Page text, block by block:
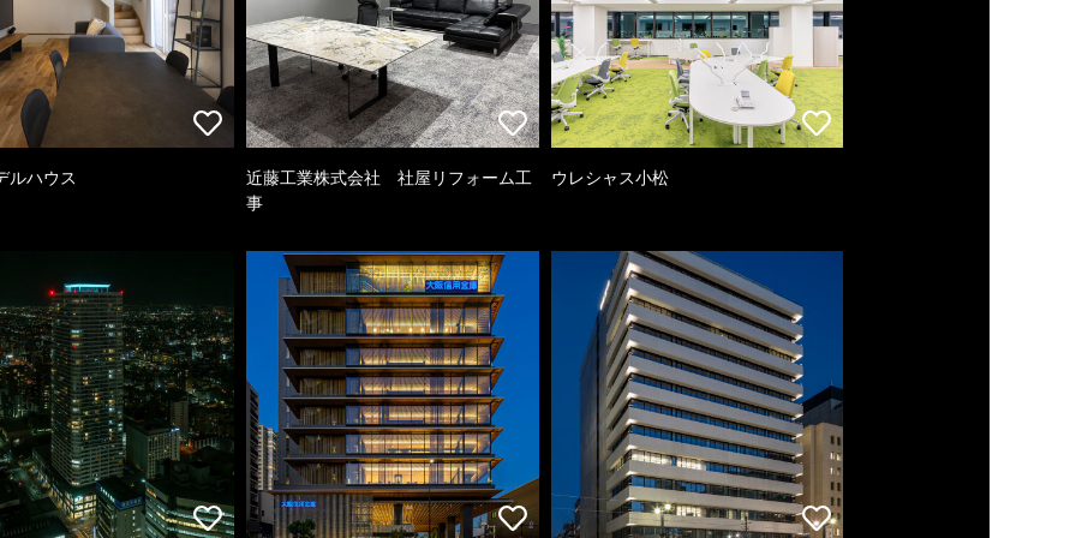
ルハウス
近藤工業株式会社 社屋リフォーム工
事
ウレシャス小松